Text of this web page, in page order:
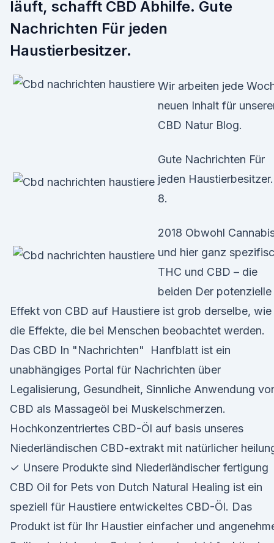
läuft, schafft CBD Abhilfe. Gute
Nachrichten Für jeden
Haustierbesitzer.
Wir arbeiten jede
neuen Inhalt für
CBD Natur Blog.
Gute Nachrichten Für
jeden Haustierbesitzer.
8.
2018 Obwohl
und hier ganz
THC und CBD – die
beiden Der potenzielle
Effekt von CBD auf Haustiere ist grob derselbe, wie
die Effekte, die bei Menschen beobachtet werden.
Das CBD In "Nachrichten" Hanfblatt ist ein
unabhängiges Portal für Nachrichten über
Legalisierung, Gesundheit, Sinnliche Anwendung
CBD als Massageöl bei Muskelschmerzen.
Hochkonzentriertes CBD-Öl auf basis unseres
Niederländischen CBD-extrakt mit natürlicher
✓ Unsere Produkte sind Niederländischer fertigung
CBD Oil for Pets von Dutch Natural Healing ist ein
speziell für Haustiere entwickeltes CBD-Öl. Das
Produkt ist für Ihr Haustier einfacher und